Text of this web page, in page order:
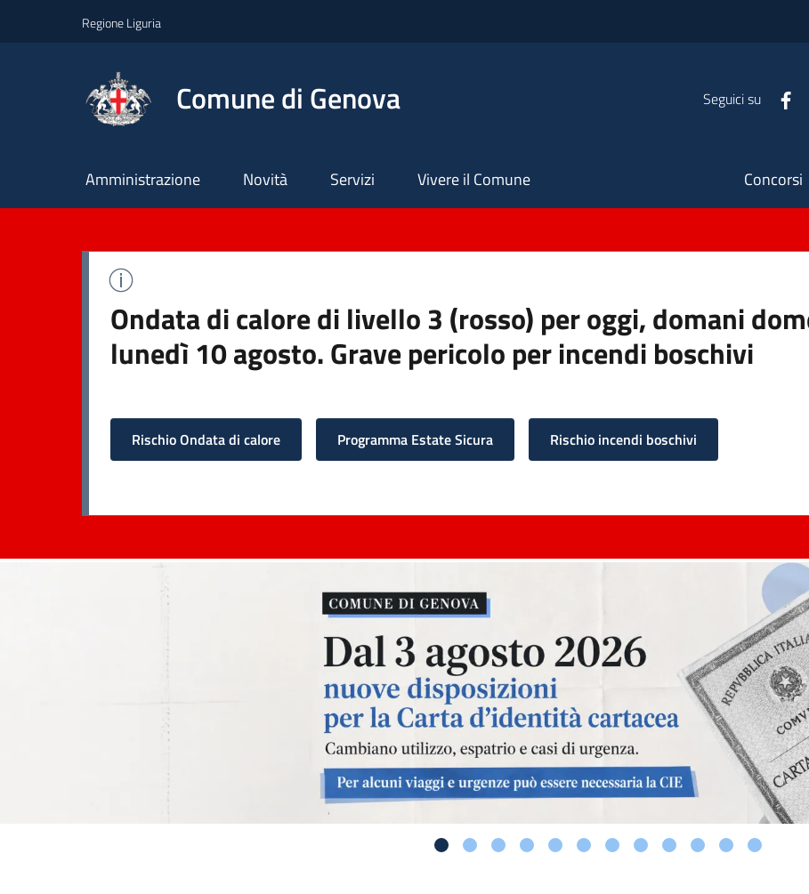
Regione Liguria
Comune di Genova Seguici su
Principale
Amministrazione Novità Servizi Vivere il Comune Concorsi
Ondata di calore di livello 3 (rosso) per oggi, domani
lunedì 10 agosto. Grave pericolo per incendi boschivi
Rischio Ondata di calore Programma Estate Sicura Rischio incendi boschivi